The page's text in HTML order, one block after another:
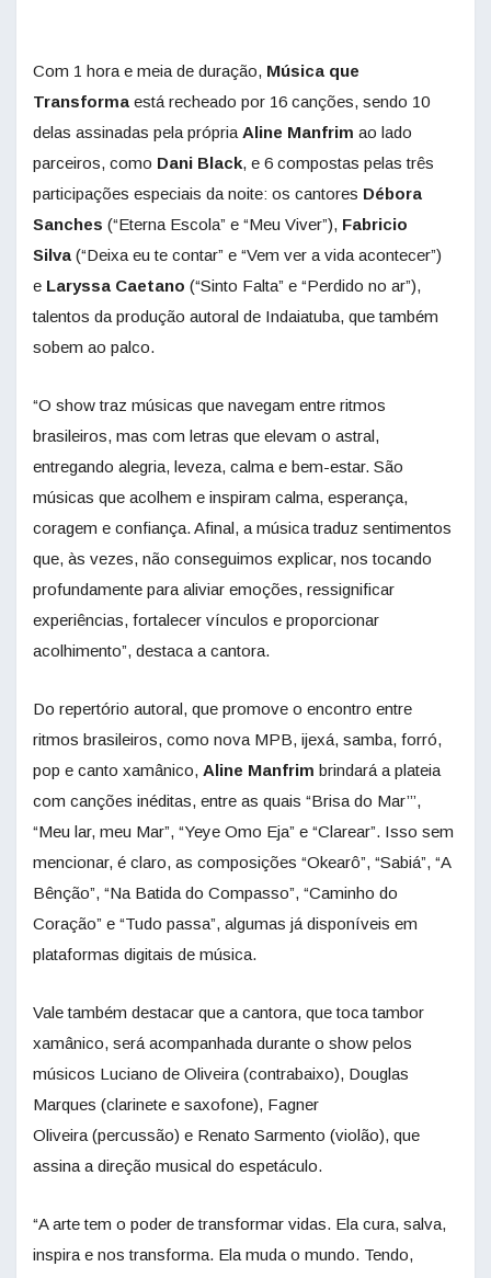
Com 1 hora e meia de duração, Música que
Transforma está recheado por 16 canções, sendo 10
delas assinadas pela própria Aline Manfrim ao lado
parceiros, como Dani Black, e 6 compostas pelas três
participações especiais da noite: os cantores Débora
Sanches (“Eterna Escola” e “Meu Viver”), Fabricio
Silva (“Deixa eu te contar” e “Vem ver a vida acontecer”)
e Laryssa Caetano (“Sinto Falta” e “Perdido no ar”),
talentos da produção autoral de Indaiatuba, que também
sobem ao palco.
“O show traz músicas que navegam entre ritmos
brasileiros, mas com letras que elevam o astral,
entregando alegria, leveza, calma e bem-estar. São
músicas que acolhem e inspiram calma, esperança,
coragem e confiança. Afinal, a música traduz sentimentos
que, às vezes, não conseguimos explicar, nos tocando
profundamente para aliviar emoções, ressignificar
experiências, fortalecer vínculos e proporcionar
acolhimento”, destaca a cantora.
Do repertório autoral, que promove o encontro entre
ritmos brasileiros, como nova MPB, ijexá, samba, forró,
pop e canto xamânico, Aline Manfrim brindará a plateia
com canções inéditas, entre as quais “Brisa do Mar’’’,
“Meu lar, meu Mar”, “Yeye Omo Eja” e “Clarear”. Isso sem
mencionar, é claro, as composições “Okearô”, “Sabiá”, “A
Bênção”, “Na Batida do Compasso”, “Caminho do
Coração” e “Tudo passa”, algumas já disponíveis em
plataformas digitais de música.
Vale também destacar que a cantora, que toca tambor
xamânico, será acompanhada durante o show pelos
músicos Luciano de Oliveira (contrabaixo), Douglas
Marques (clarinete e saxofone), Fagner
Oliveira (percussão) e Renato Sarmento (violão), que
assina a direção musical do espetáculo.
“A arte tem o poder de transformar vidas. Ela cura, salva,
inspira e nos transforma. Ela muda o mundo. Tendo,